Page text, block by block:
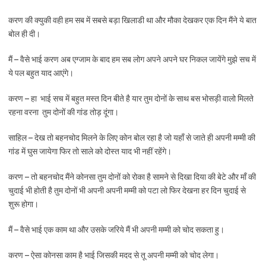
करण की क्युकी वही हम सब में सबसे बड़ा खिलाडी था और मौका देखकर एक दिन मैंने ये बात
बोल ही दी।
मैं – वैसे भाई करण अब एग्जाम के बाद हम सब लोग अपने अपने घर निकल जायेंगे मुझे सच में
ये पल बहुत याद आएंगे।
करण – हा भाई सच में बहुत मस्त दिन बीते है यार तुम दोनों के साथ बस भोसड़ी वालो मिलते
रहना वरना तुम दोनों की गांड तोड़ दूंगा।
साहिल – देख तो बहनचोद मिलने के लिए कोन बोल रहा है जो यहाँ से जाते ही अपनी मम्मी की
गांड में घुस जायेगा फिर तो साले को दोस्त याद भी नहीं रहेंगे।
करण – तो बहनचोद मैंने कोनसा तुम दोनों को रोका है सामने से दिखा दिया की बेटे और माँ की
चुदाई भी होती है तुम दोनों भी अपनी अपनी मम्मी को पटा लो फिर देखना हर दिन चुदाई से
शुरू होगा।
मैं – वैसे भाई एक काम था और उसके जरिये मैं भी अपनी मम्मी को चोद सकता हु।
करण – ऐसा कोनसा काम है भाई जिसकी मदद से तू अपनी मम्मी को चोद लेगा।